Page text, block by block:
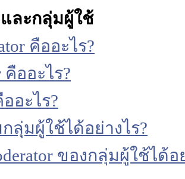
ละกลุ่มผู้ใช้
คืออะไร?
คืออะไร?
อะไร?
ลุ่มผู้ใช้ได้อย่างไร?
ของกลุ่มผู้ใช้ได้อ